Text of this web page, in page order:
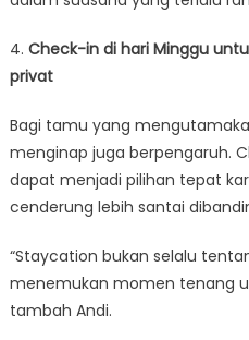
4. Check-in di hari Minggu
privat
Bagi tamu yang
menginap juga berpengaruh.
dapat menjadi pilihan tepat
cenderung lebih santai
“Staycation bukan selalu
menemukan momen tenang
tambah Andi.